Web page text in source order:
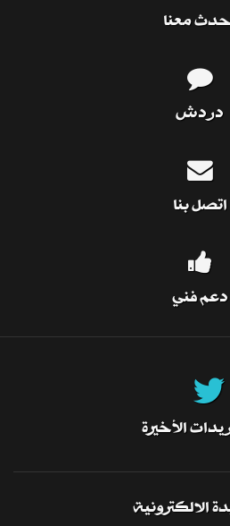
معنا
دردش
اتصل بنا
دعم فني
الأخيرة
الالكترونية